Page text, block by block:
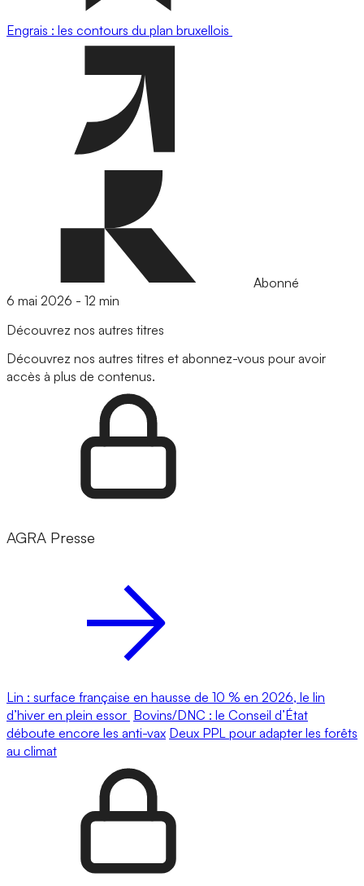
Engrais : les contours du plan bruxellois
Abonné
6 mai 2026 - 12 min
Découvrez nos autres titres
Découvrez nos autres titres et abonnez-vous pour avoir
accès à plus de contenus.
AGRA Presse
Lin : surface française en hausse de 10 % en 2026, le lin
d’hiver en plein essor Bovins/DNC : le Conseil d’État
déboute encore les anti-vax Deux PPL pour adapter les forêts
au climat